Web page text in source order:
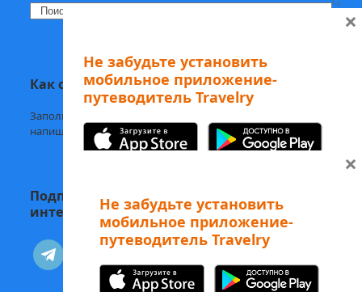
Search
Как с нами связаться
Заполните
напишите нам в Telegramили на welcome@mytravelry.com
Подписывайтесь на Travelry — с нами
интересно и полезно!
telegram vkontakte
Не забудьте установить
мобильное приложение-
путеводитель Travelry
А еще наши аудиоэкскурсии
×
Не забудьте установить
мобильное приложение-
путеводитель Travelry
×